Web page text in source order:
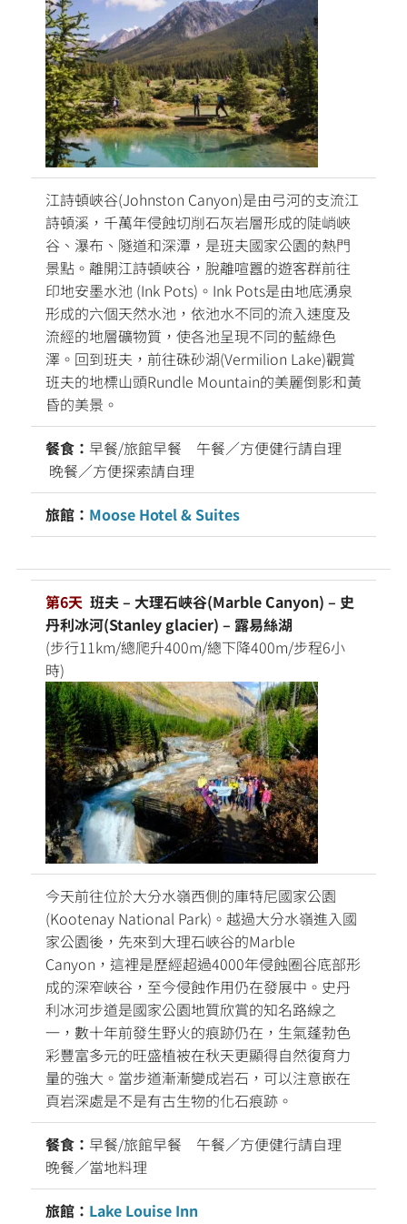
江詩頓峽谷(Johnston Canyon)是由弓河的支流江
詩頓溪，千萬年侵蝕切削石灰岩層形成的陡峭峽
谷、瀑布、隧道和深潭，是班夫國家公園的熱門
景點。離開江詩頓峽谷，脫離喧囂的遊客群前往
印地安墨水池 (Ink Pots)。Ink Pots是由地底湧泉
形成的六個天然水池，依池水不同的流入速度及
流經的地層礦物質，使各池呈現不同的藍綠色
澤。回到班夫，前往硃砂湖(Vermilion Lake)觀賞
班夫的地標山頭Rundle Mountain的美麗倒影和黃
昏的美景。
餐食： 早餐/旅館早餐 午餐／方便健行請自理
晚餐／方便探索請自理
旅館： Moose Hotel & Suites
第6天 班夫 – 大理石峽谷(Marble Canyon) – 史
丹利冰河(Stanley glacier) – 露易絲湖
(步行11km/總爬升400m/總下降400m/步程6小
時)
今天前往位於大分水嶺西側的庫特尼國家公園
(Kootenay National Park)。越過大分水嶺進入國
家公園後，先來到大理石峽谷的Marble
Canyon，這裡是歷經超過4000年侵蝕圈谷底部形
成的深窄峽谷，至今侵蝕作用仍在發展中。史丹
利冰河步道是國家公園地質欣賞的知名路線之
一，數十年前發生野火的痕跡仍在，生氣蓬勃色
彩豐富多元的旺盛植被在秋天更顯得自然復育力
量的強大。當步道漸漸變成岩石，可以注意嵌在
頁岩深處是不是有古生物的化石痕跡。
餐食： 早餐/旅館早餐 午餐／方便健行請自理
晚餐／當地料理
旅館： Lake Louise Inn